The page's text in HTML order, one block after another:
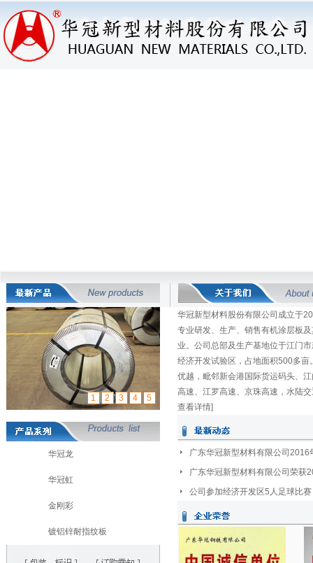
1 2 3 4 5
华冠龙
华冠虹
金刚彩
镀铝锌耐指纹板
华冠新型材料股份有限公司成立于
专业研发、生产、销售有机涂层板
业。公司总部及生产基地位于江门
经济开发试验区，占地面积500多亩
优越，毗邻新会港国际货运码头、
高速、江罗高速、京珠高速，水陆
查看详情]
广东华冠新型材料有限公司2016
广东华冠新型材料有限公司荣获
公司参加经济开发区5人足球比赛